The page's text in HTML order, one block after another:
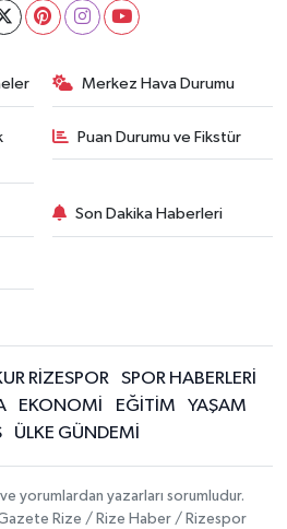
Merkez Hava Durumu
Puan Durumu ve Fikstür
Son Dakika Haberleri
RİZESPOR
SPOR HABERLERİ
EKONOMİ EĞİTİM
YAŞAM
ÜLKE GÜNDEMİ
yorumlardan yazarları sorumludur.
Gazete Rize / Rize Haber / Rizespor